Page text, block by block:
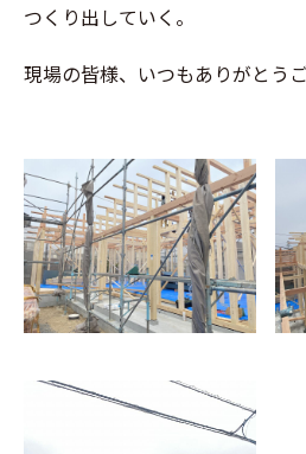
つくり出していく。
現場の皆様、いつもありがとう